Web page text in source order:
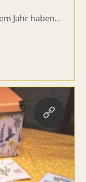
Jahr haben…